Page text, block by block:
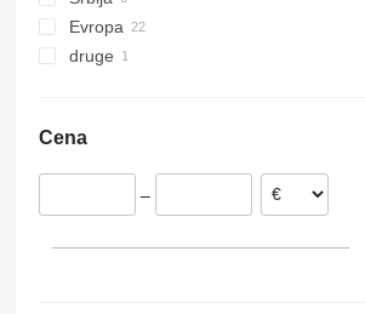
Evropa
Nemačka
druge
Cena
–